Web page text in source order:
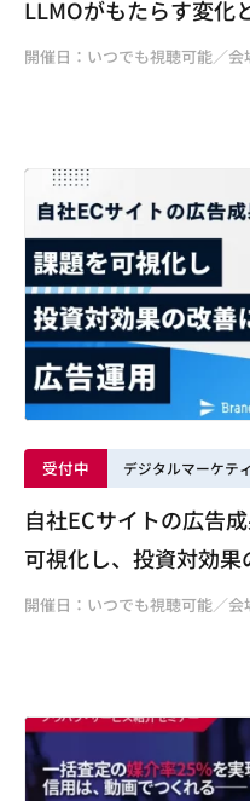
LLMOがもたらす変化
開催日：いつでも視聴可能／
受付中 デジタルマーケテ
自社ECサイトの広告
可視化し、投資対効
開催日：いつでも視聴可能／